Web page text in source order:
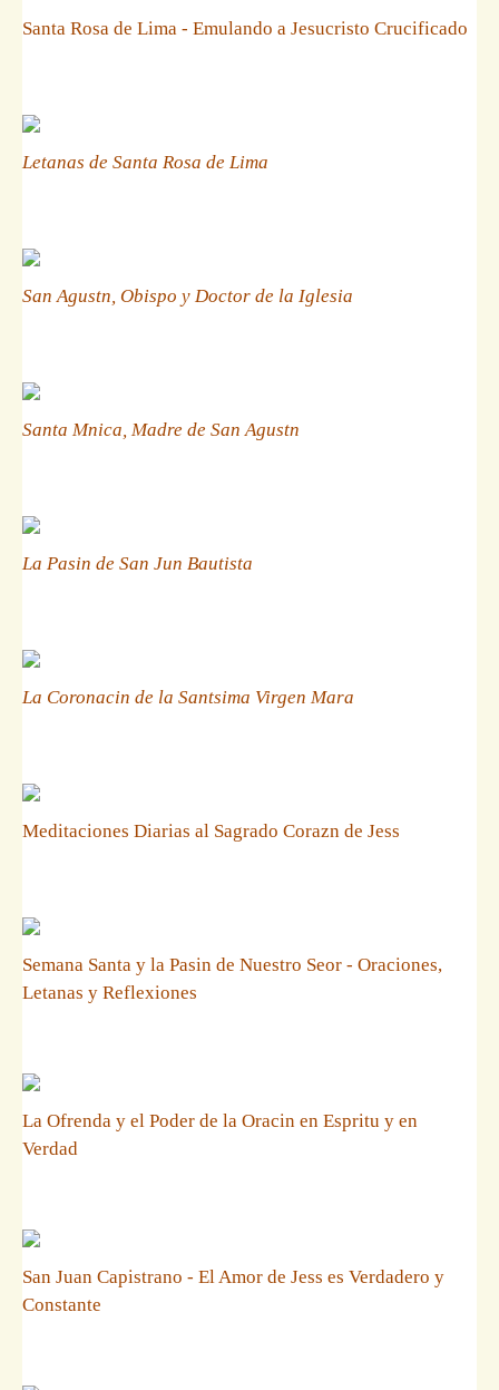
Santa Rosa de Lima - Emulando a Jesucristo Crucificado
Letanas de Santa Rosa de Lima
San Agustn, Obispo y Doctor de la Iglesia
Santa Mnica, Madre de San Agustn
La Pasin de San Jun Bautista
La Coronacin de la Santsima Virgen Mara
Meditaciones Diarias al Sagrado Corazn de Jess
Semana Santa y la Pasin de Nuestro Seor - Oraciones,
Letanas y Reflexiones
La Ofrenda y el Poder de la Oracin en Espritu y en
Verdad
San Juan Capistrano - El Amor de Jess es Verdadero y
Constante